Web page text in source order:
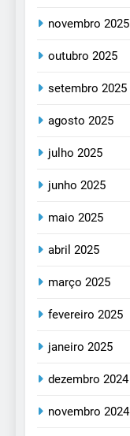
novembro 2025
outubro 2025
setembro 2025
agosto 2025
julho 2025
junho 2025
maio 2025
abril 2025
março 2025
fevereiro 2025
janeiro 2025
dezembro 2024
novembro 2024